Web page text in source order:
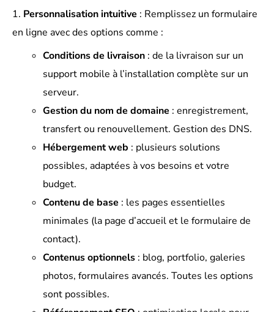
Personnalisation intuitive : Remplissez un formulaire
en ligne avec des options comme :
Conditions de livraison: de la livraison sur un
support mobile à l’installation complète sur un
serveur.
Gestion du nom de domaine : enregistrement,
transfert ou renouvellement. Gestion des DNS.
Hébergement web : plusieurs solutions
possibles, adaptées à vos besoins et votre
budget.
Contenu de base : les pages essentielles
minimales (la page d’accueil et le formulaire de
contact).
Contenus optionnels: blog, portfolio, galeries
photos, formulaires avancés. Toutes les options
sont possibles.